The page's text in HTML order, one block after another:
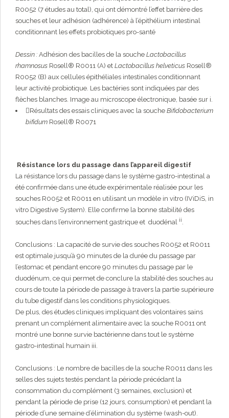
R0052 (7 études au total), qui ont démontré l’effet barrière des
souches et leur adhésion (adhérence) à l’épithélium intestinal
conditionnant les effets probiotiques pro-santé
Dessin : Adhésion des bacilles de la souche Lactobacillus
rhamnosus Rosell® R0011 (A) et Lactobacillus helveticus Rosell®
R0052 (B) aux cellules épithéliales intestinales conditionnant
leur activité probiotique. Les bactéries sont indiquées par des
flèches blanches. Image au microscope électronique, basée sur i.
Résultats des essais cliniques avec la souche Bifidobacterium
bifidum Rosell® R0071
Résistance lors du passage dans l’appareil digestif
La résistance lors du passage dans le système gastro-intestinal a
été confirmée dans une étude expérimentale réalisée pour les
souches R0052 et R0011 en utilisant un modèle in vitro (IViDiS, in
vitro Digestive System). Elle confirme la bonne stabilité des
souches dans l’environnement gastrique et duodénal ii.
Conclusions : La capacité de survie des souches R0052 et R0011
est optimale jusqu’à 90 minutes de la durée du passage par
l’estomac et pendant encore 90 minutes du passage par le
duodénum, ce qui permet de conclure la stabilité des souches au
cours de toute la période de passage à travers la partie supérieure
du tube digestif dans les conditions physiologiques.
De plus, des études cliniques impliquant des volontaires sains
prenant un complément alimentaire avec la souche R0011 ont
montré une bonne survie bactérienne dans tout le système
gastro-intestinal humain iii.
Conclusions : Le nombre de bacilles de la souche R0011 dans les
selles des sujets testés pendant la période précédant la
consommation du complément (3 semaines, exclusion) et
pendant la période de prise (12 jours, consumption) et pendant la
période d’une semaine d’élimination du système (wash-out).